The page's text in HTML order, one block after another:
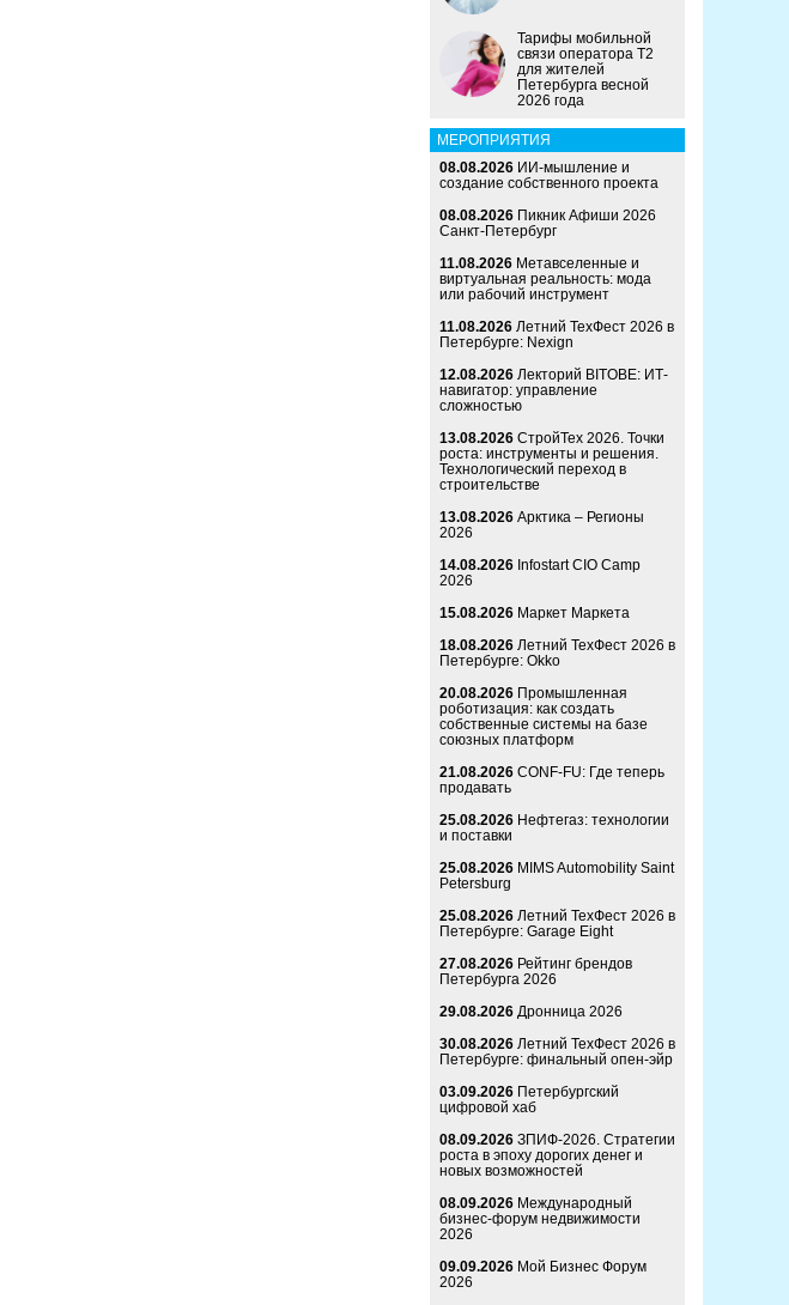
Тарифы мобильной
связи оператора Т2
для жителей
Петербурга весной
2026 года
МЕРОПРИЯТИЯ
08.08.2026 ИИ-мышление и
создание собственного проекта
08.08.2026 Пикник Афиши 2026
Санкт-Петербург
11.08.2026 Метавселенные и
виртуальная реальность: мода
или рабочий инструмент
11.08.2026 Летний ТехФест 2026 в
Петербурге: Nexign
12.08.2026 Лекторий BITOBE: ИТ-
навигатор: управление
сложностью
13.08.2026 СтройТех 2026. Точки
роста: инструменты и решения.
Технологический переход в
строительстве
13.08.2026 Арктика – Регионы
2026
14.08.2026 Infostart CIO Camp
2026
15.08.2026 Маркет Маркета
18.08.2026 Летний ТехФест 2026 в
Петербурге: Okko
20.08.2026 Промышленная
роботизация: как создать
собственные системы на базе
союзных платформ
21.08.2026 CONF-FU: Где теперь
продавать
25.08.2026 Нефтегаз: технологии
и поставки
25.08.2026 MIMS Automobility Saint
Petersburg
25.08.2026 Летний ТехФест 2026 в
Петербурге: Garage Eight
27.08.2026 Рейтинг брендов
Петербурга 2026
29.08.2026 Дронница 2026
30.08.2026 Летний ТехФест 2026 в
Петербурге: финальный опен-эйр
03.09.2026 Петербургский
цифровой хаб
08.09.2026 ЗПИФ-2026. Стратегии
роста в эпоху дорогих денег и
новых возможностей
08.09.2026 Международный
бизнес-форум недвижимости
2026
09.09.2026 Мой Бизнес Форум
2026